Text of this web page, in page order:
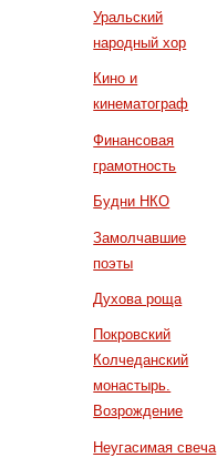
Уральский
народный хор
Кино и
кинематограф
Финансовая
грамотность
Будни НКО
Замолчавшие
поэты
Духова роща
Покровский
Колчеданский
монастырь.
Возрождение
Неугасимая свеча